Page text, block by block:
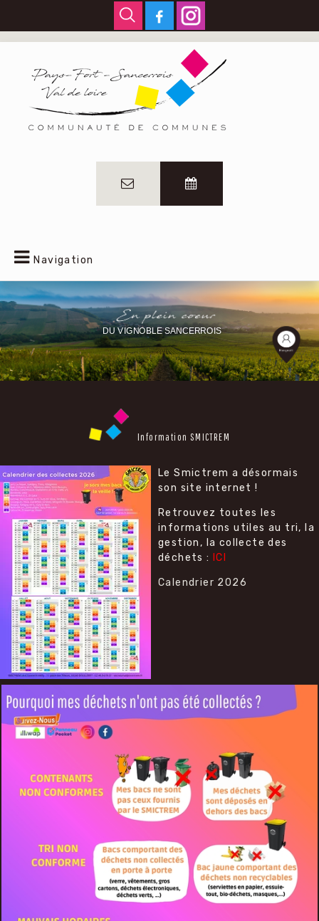
Navigation
DU VIGNOBLE SANCERROIS
Information SMICTREM
Le Smictrem a désormais
son site internet !
Retrouvez toutes les
informations utiles au tri, la
gestion, la collecte des
déchets :
ICI
Calendrier 2026